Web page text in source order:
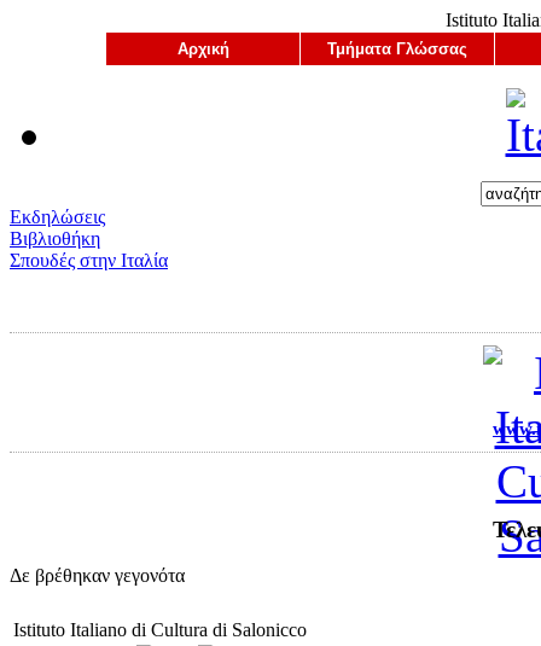
Istituto
Αρχική Τμήματα Γλώσσας
Εκδηλώσεις
Βιβλιοθήκη
Σπουδές στην Ιταλία
Δε βρέθηκαν γεγονότα
Istituto Italiano di Cultura di Salonicco